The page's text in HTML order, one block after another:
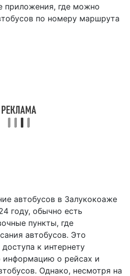
приложения, где можно
по номеру маршрута
автобусов в Залукокоаже
году, обычно есть
пункты, где
автобусов. Это
к интернету
информацию о рейсах и
Однако, несмотря на